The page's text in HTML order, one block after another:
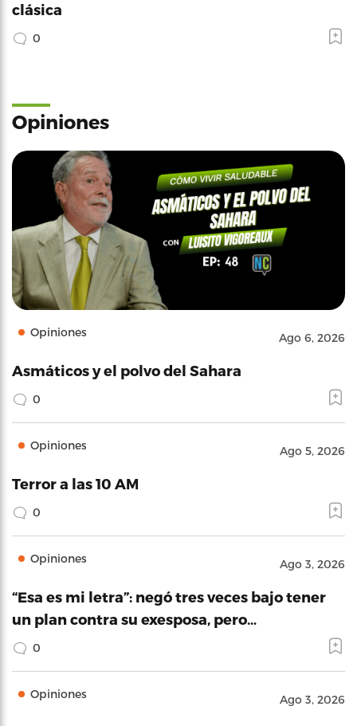
clásica
0
Opiniones
Opiniones Ago 6, 2026
Asmáticos y el polvo del Sahara
0
Opiniones Ago 5, 2026
Terror a las 10 AM
0
Opiniones Ago 3, 2026
“Esa es mi letra”: negó tres veces bajo tener
un plan contra su exesposa, pero…
0
Opiniones Ago 3, 2026